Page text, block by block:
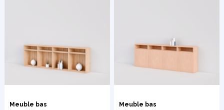
Meuble bas Meuble bas